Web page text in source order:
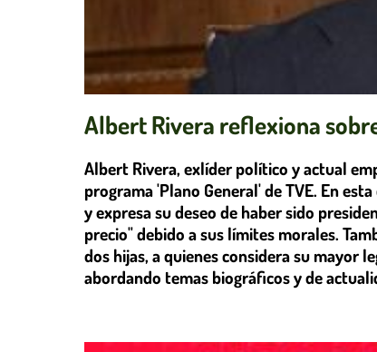
Albert Rivera reflexiona
Albert Rivera, exlíder político y actual
programa 'Plano General' de TVE. En
y expresa su deseo de haber sido
precio" debido a sus límites morales.
dos hijas, a quienes considera su mayor
abordando temas biográficos y de